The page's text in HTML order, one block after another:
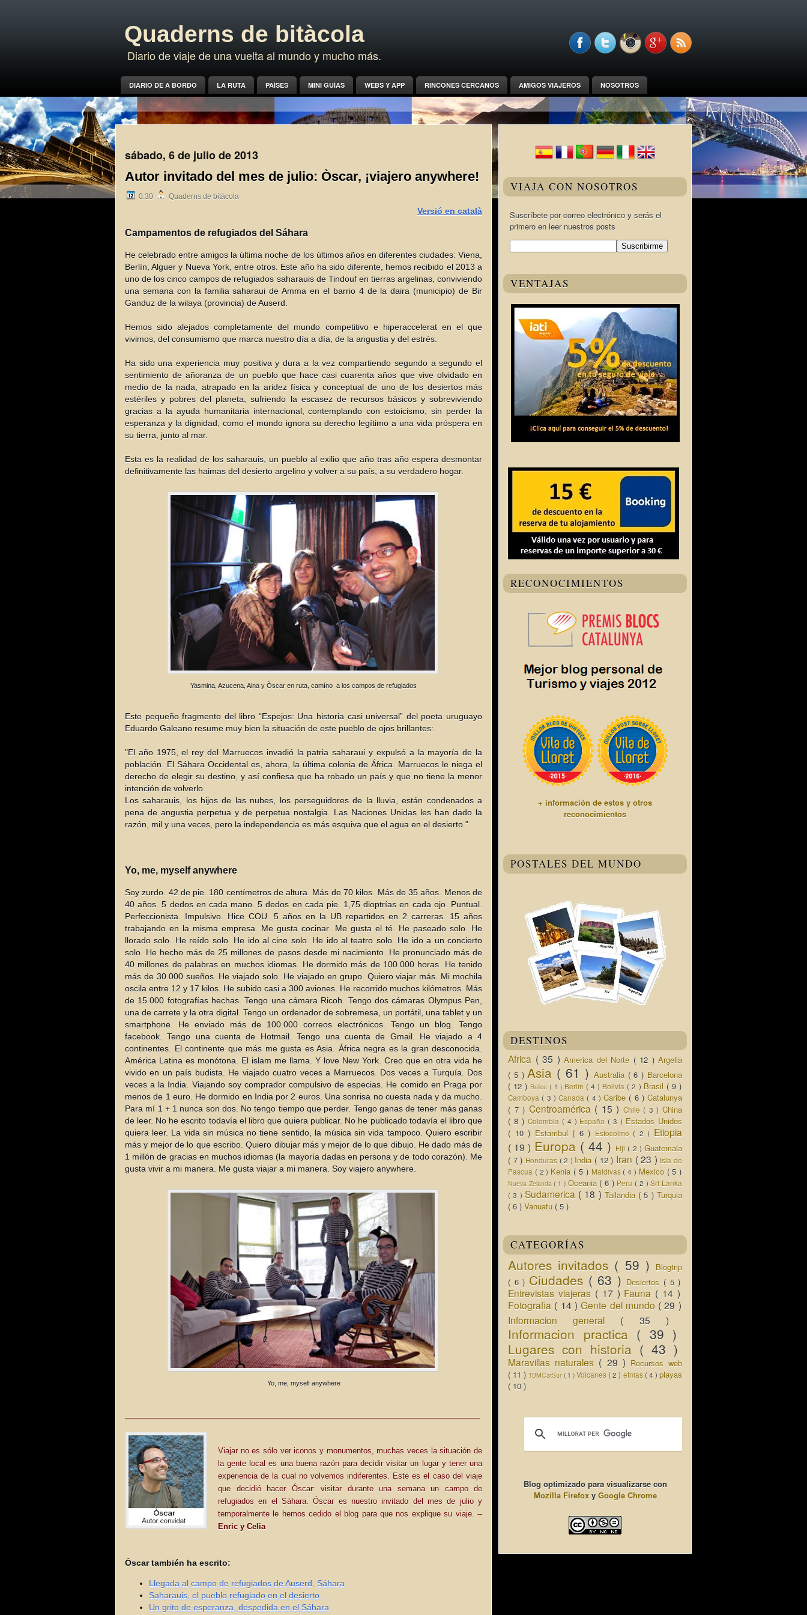
Quaderns de bitàcola
Diario de viaje de una vuelta al mundo y mucho más.
DIARIO DE A BORDO LA RUTA PAÍSES MINI GUÍAS WEBS Y APP RINCONES CERCANOS AMIGOS VIAJEROS NOSOTROS
sábado, 6 de julio de 2013
Autor invitado del mes de julio: Òscar, ¡viajero anywhere!
0:30 Quaderns de bitàcola
Versió en català
Campamentos de refugiados del Sáhara
He celebrado entre amigos la última noche de los últimos años en diferentes ciudades: Viena,
Berlín, Alguer y Nueva York, entre otros. Este año ha sido diferente, hemos recibido el 2013 a
uno de los cinco campos de refugiados saharauis de Tindouf en tierras argelinas, conviviendo
una semana con la familia saharaui de Amma en el barrio 4 de la daira (municipio) de Bir
Ganduz de la wilaya (provincia) de Auserd.
Hemos sido alejados completamente del mundo competitivo e hiperaccelerat en el que
vivimos, del consumismo que marca nuestro día a día, de la angustia y del estrés.
Ha sido una experiencia muy positiva y dura a la vez compartiendo segundo a segundo el
sentimiento de añoranza de un pueblo que hace casi cuarenta años que vive olvidado en
medio de la nada, atrapado en la aridez física y conceptual de uno de los desiertos más
estériles y pobres del planeta; sufriendo la escasez de recursos básicos y sobreviviendo
gracias a la ayuda humanitaria internacional; contemplando con estoicismo, sin perder la
esperanza y la dignidad, como el mundo ignora su derecho legítimo a una vida próspera en
su tierra, junto al mar.
Esta es la realidad de los saharauis, un pueblo al exilio que año tras año espera desmontar
definitivamente las haimas del desierto argelino y volver a su país, a su verdadero hogar.
Yasmina, Azucena, Aina y Òscar en ruta, camíno a los campos de refugiados
Este pequeño fragmento del libro “Espejos: Una historia casi universal” del poeta uruguayo
Eduardo Galeano resume muy bien la situación de este pueblo de ojos brillantes:
"El año 1975, el rey del Marruecos invadió la patria saharaui y expulsó a la mayoría de la
población. El Sáhara Occidental es, ahora, la última colonia de África. Marruecos le niega el
derecho de elegir su destino, y así confiesa que ha robado un país y que no tiene la menor
intención de volverlo.
Los saharauis, los hijos de las nubes, los perseguidores de la lluvia, están condenados a
pena de angustia perpetua y de perpetua nostalgia. Las Naciones Unidas les han dado la
razón, mil y una veces, pero la independencia es más esquiva que el agua en el desierto ".
Yo, me, myself anywhere
Soy zurdo. 42 de pie. 180 centímetros de altura. Más de 70 kilos. Más de 35 años. Menos de
40 años. 5 dedos en cada mano. 5 dedos en cada pie. 1,75 dioptrías en cada ojo. Puntual.
Perfeccionista. Impulsivo. Hice COU. 5 años en la UB repartidos en 2 carreras. 15 años
trabajando en la misma empresa. Me gusta cocinar. Me gusta el té. He paseado solo. He
llorado solo. He reído solo. He ido al cine solo. He ido al teatro solo. He ido a un concierto
solo. He hecho más de 25 millones de pasos desde mi nacimiento. He pronunciado más de
40 millones de palabras en muchos idiomas. He dormido más de 100.000 horas. He tenido
más de 30.000 sueños. He viajado solo. He viajado en grupo. Quiero viajar más. Mi mochila
oscila entre 12 y 17 kilos. He subido casi a 300 aviones. He recorrido muchos kilómetros. Más
de 15.000 fotografías hechas. Tengo una cámara Ricoh. Tengo dos cámaras Olympus Pen,
una de carrete y la otra digital. Tengo un ordenador de sobremesa, un portátil, una tablet y un
smartphone. He enviado más de 100.000 correos electrónicos. Tengo un blog. Tengo
facebook. Tengo una cuenta de Hotmail. Tengo una cuenta de Gmail. He viajado a 4
continentes. El continente que más me gusta es Asia. África negra es la gran desconocida.
América Latina es monótona. El islam me llama. Y love New York. Creo que en otra vida he
vivido en un país budista. He viajado cuatro veces a Marruecos. Dos veces a Turquía. Dos
veces a la India. Viajando soy comprador compulsivo de especias. He comido en Praga por
menos de 1 euro. He dormido en India por 2 euros. Una sonrisa no cuesta nada y da mucho.
Para mí 1 + 1 nunca son dos. No tengo tiempo que perder. Tengo ganas de tener más ganas
de leer. No he escrito todavía el libro que quiera publicar. No he publicado todavía el libro que
quiera leer. La vida sin música no tiene sentido, la música sin vida tampoco. Quiero escribir
más y mejor de lo que escribo. Quiero dibujar más y mejor de lo que dibujo. He dado más de
1 millón de gracias en muchos idiomas (la mayoría dadas en persona y de todo corazón). Me
gusta vivir a mi manera. Me gusta viajar a mi manera. Soy viajero anywhere.
Yo, me, myself anywhere
Viajar no es sólo ver iconos y monumentos, muchas veces la situación de
la gente local es una buena razón para decidir visitar un lugar y tener una
experiencia de la cual no volvemos indiferentes. Este es el caso del viaje
que decidió hacer Óscar: visitar durante una semana un campo de
refugiados en el Sáhara. Óscar es nuestro invitado del mes de julio y
temporalmente le hemos cedido el blog para que nos explique su viaje. --
Enric y Celia
Òscar también ha escrito:
Llegada al campo de refugiados de Auserd, Sáhara
Saharauis, el pueblo refugiado en el desierto
Un grito de esperanza, despedida en el Sáhara
VIAJA CON NOSOTROS
Suscríbete por correo electrónico y serás el
primero en leer nuestros posts
VENTAJAS
RECONOCIMIENTOS
+ información de estos y otros
reconocimientos
POSTALES DEL MUNDO
DESTINOS
Africa ( 35 ) America del Norte ( 12 ) Argelia
( 5 )Asia ( 61 ) Australia ( 6 ) Barcelona
( 12 )Belice( 1 ) Berlín ( 4 ) Bolivia ( 2 ) Brasil ( 9 )
Camboya ( 3 ) Canada ( 4 ) Caribe ( 6 ) Catalunya
( 7 ) Centroamérica ( 15 ) Chile ( 3 )China
( 8 ) Colombia ( 4 ) España ( 3 ) Estados Unidos
( 10 ) Estambul ( 6 ) Estocolmo ( 2 ) Etiopia
( 19 ) Europa ( 44 ) Fiji ( 2 )Guatemala
( 7 ) Honduras ( 2 ) India ( 12 ) Iran ( 23 ) Isla de
Pascua ( 2 ) Kenia ( 5 ) Maldivas ( 4 ) Mexico ( 5 )
Nueva Zelanda( 1 ) Oceania ( 6 ) Peru ( 2 )Sri Lanka
( 3 ) Sudamerica ( 18 ) Tailandia ( 5 )Turquia
( 6 ) Vanuatu ( 5 )
CATEGORÍAS
Autores invitados ( 59 )
Blogtrip
( 6 ) Ciudades ( 63 ) Desiertos ( 5 )
Entrevistas viajeras ( 17 ) Fauna ( 14 )
Fotografia ( 14 )Gente del mundo ( 29 )
Informacion general ( 35 )
Informacion practica ( 39 )
Lugares con historia ( 43 )
Maravillas naturales ( 29 ) Recursos web
( 11 )TBMCatSur ( 1 ) Volcanes ( 2 ) etnias ( 4 )playas
( 10 )
Blog optimizado para visualizarse con
Mozilla Firefoxy Google Chrome